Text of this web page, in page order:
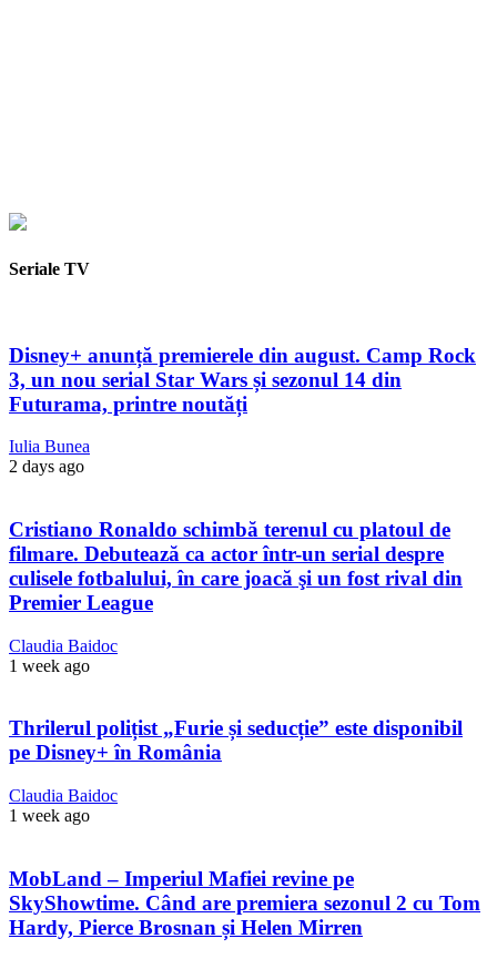
Seriale TV
Disney+ anunță premierele din august. Camp Rock
3, un nou serial Star Wars și sezonul 14 din
Futurama, printre noutăți
Iulia Bunea
2 days ago
Cristiano Ronaldo schimbă terenul cu platoul de
filmare. Debutează ca actor într-un serial despre
culisele fotbalului, în care joacă şi un fost rival din
Premier League
Claudia Baidoc
1 week ago
Thrilerul polițist „Furie și seducție” este disponibil
pe Disney+ în România
Claudia Baidoc
1 week ago
MobLand – Imperiul Mafiei revine pe
SkyShowtime. Când are premiera sezonul 2 cu Tom
Hardy, Pierce Brosnan și Helen Mirren